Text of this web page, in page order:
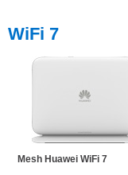
WiFi 7
Mesh Huawei WiFi 7